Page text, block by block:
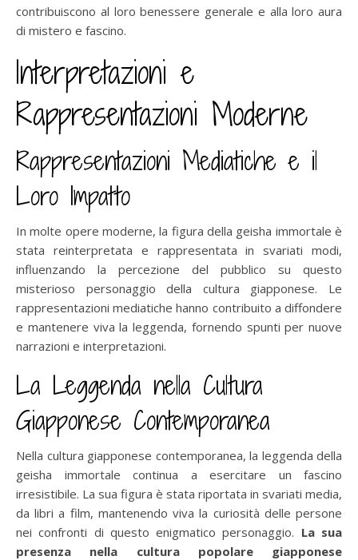
contribuiscono al loro benessere generale e alla loro aura
di mistero e fascino.
Interpretazioni e
Rappresentazioni Moderne
Rappresentazioni Mediatiche e il
Loro Impatto
In molte opere moderne, la figura della geisha immortale è
stata reinterpretata e rappresentata in svariati modi,
influenzando la percezione del pubblico su questo
misterioso personaggio della cultura giapponese. Le
rappresentazioni mediatiche hanno contribuito a diffondere
e mantenere viva la leggenda, fornendo spunti per nuove
narrazioni e interpretazioni.
La Leggenda nella Cultura
Giapponese Contemporanea
Nella cultura giapponese contemporanea, la leggenda della
geisha immortale continua a esercitare un fascino
irresistibile. La sua figura è stata riportata in svariati media,
da libri a film, mantenendo viva la curiosità delle persone
nei confronti di questo enigmatico personaggio. La sua
presenza nella cultura popolare giapponese